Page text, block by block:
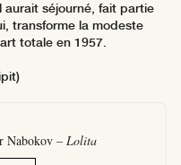
aurait séjourné, fait partie
transforme la modeste
totale en 1957.
Nabokov – Lolita